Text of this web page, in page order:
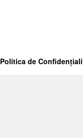
Politica de